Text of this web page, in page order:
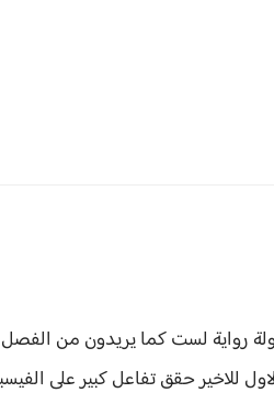
رواية لست كما يريدون من الفصل
للاخير حققتفاعل كبير على